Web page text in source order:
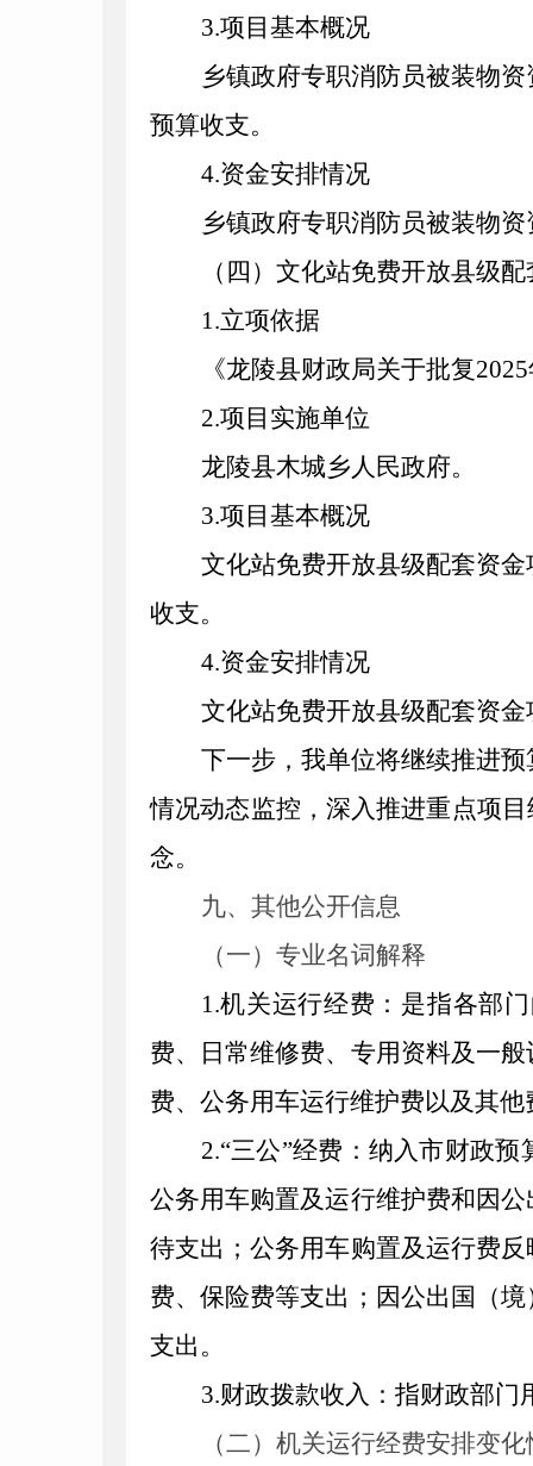
3.项目基本概况
乡镇政府专职消防员被装物
预算收支。
4.资金安排情况
乡镇政府专职消防员被装物
（四）文化站免费开放县级
1.立项依据
《龙陵县财政局关于批复2025
2.项目实施单位
龙陵县木城乡人民政府。
3.项目基本概况
文化站免费开放县级配套资金
收支。
4.资金安排情况
文化站免费开放县级配套资
下一步，我单位将继续推进
情况动态监控，深入推进重点项
念。
九、其他公开信息
（一）专业名词解释
1.机关运行经费：是指各部
费、日常维修费、专用资料及一
费、公务用车运行维护费以及其他
2.“三公”经费：纳入市财政
公务用车购置及运行维护费和因
待支出；公务用车购置及运行费
费、保险费等支出；因公出国（
支出。
3.财政拨款收入：指财政部
（二）机关运行经费安排变化